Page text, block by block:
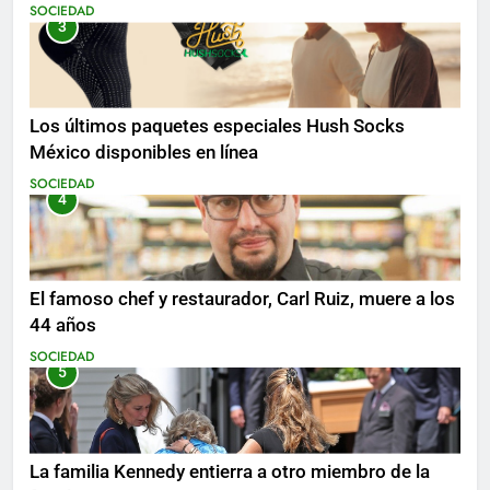
SOCIEDAD
3
Los últimos paquetes especiales Hush Socks
México disponibles en línea
SOCIEDAD
4
El famoso chef y restaurador, Carl Ruiz, muere a los
44 años
SOCIEDAD
5
La familia Kennedy entierra a otro miembro de la